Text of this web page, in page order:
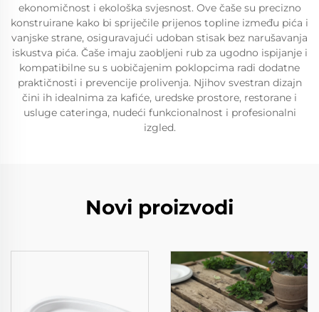
ekonomičnost i ekološka svjesnost. Ove čaše su precizno
konstruirane kako bi spriječile prijenos topline između pića i
vanjske strane, osiguravajući udoban stisak bez narušavanja
iskustva pića. Čaše imaju zaobljeni rub za ugodno ispijanje i
kompatibilne su s uobičajenim poklopcima radi dodatne
praktičnosti i prevencije prolivenja. Njihov svestran dizajn
čini ih idealnima za kafiće, uredske prostore, restorane i
usluge cateringa, nudeći funkcionalnost i profesionalni
izgled.
Novi proizvodi